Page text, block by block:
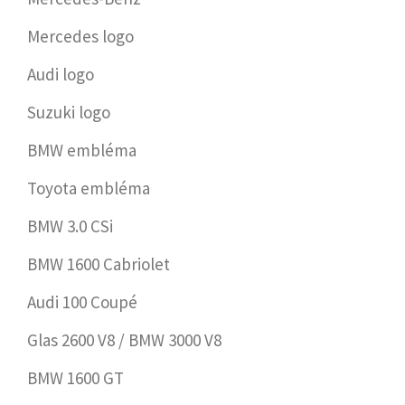
Mercedes logo
Audi logo
Suzuki logo
BMW embléma
Toyota embléma
BMW 3.0 CSi
BMW 1600 Cabriolet
Audi 100 Coupé
Glas 2600 V8 / BMW 3000 V8
BMW 1600 GT